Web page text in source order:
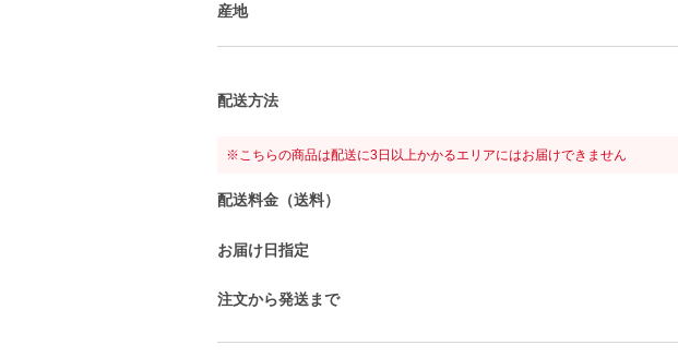
産地
配送方法
※こちらの商品は配送に3日以上かかるエリアにはお届けできません
配送料金（送料）
お届け日指定
注文から発送まで